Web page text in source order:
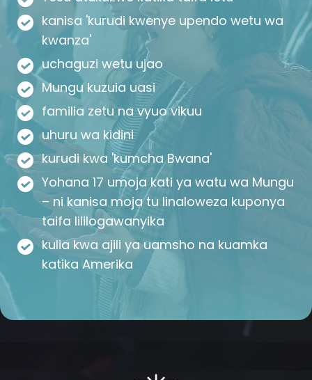
kanisa 'kurudi kwenye upendo wetu wa
kwanza'
uchaguzi wetu ujao
Mungu kuzuia uasi
familia zetu na vyuo vikuu
uhuru wa kidini
kurudi kwa 'kumcha Bwana'
Yohana 17 umoja kati ya watu wa Mungu
– ni kanisa moja tu linaloweza kuponya
taifa lililogawanyika
kulia kwa ajili ya uamsho na kuamka
katika Amerika